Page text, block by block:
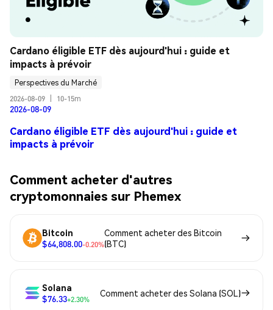
Cardano éligible ETF dès aujourd'hui : guide et
impacts à prévoir
Perspectives du Marché
2026-08-09
10-15m
2026-08-09
Cardano éligible ETF dès aujourd'hui : guide et
impacts à prévoir
Comment acheter d'autres
cryptomonnaies sur Phemex
Bitcoin
$64,808.00-0.20%
Comment acheter des Bitcoin
(BTC)
Solana
$76.33+2.30%
Comment acheter des Solana (SOL)